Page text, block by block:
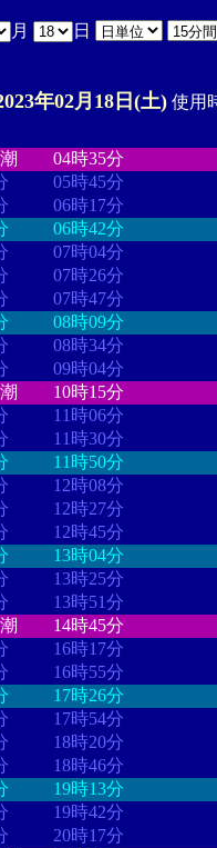
月 日
年02月18日(土) 使用
04時35分
05時45分
06時17分
06時42分
07時04分
07時26分
07時47分
08時09分
08時34分
09時04分
10時15分
11時06分
11時30分
11時50分
12時08分
12時27分
12時45分
13時04分
13時25分
13時51分
14時45分
16時17分
16時55分
17時26分
17時54分
18時20分
18時46分
19時13分
19時42分
20時17分